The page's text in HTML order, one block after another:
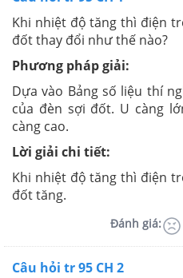
Khi nhiệt độ tăng thì điện
đốt thay đổi như thế nào?
Phương pháp giải:
Dựa vào Bảng số liệu thí
của đèn sợi đốt. U càng
càng cao.
Lời giải chi tiết:
Khi nhiệt độ tăng thì điện
đốt tăng.
Đánh giá:
Câu hỏi tr 95 CH 2